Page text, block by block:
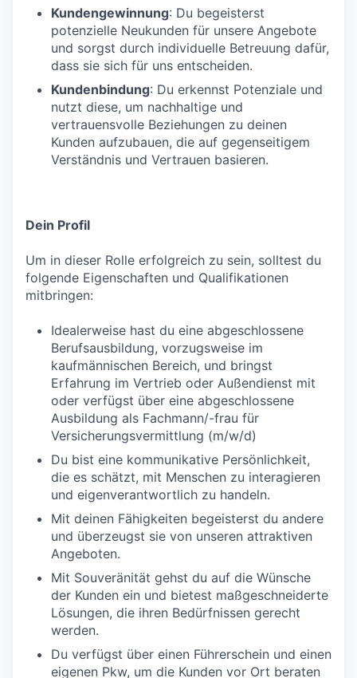
Kundengewinnung: Du begeisterst
potenzielle Neukunden für unsere Angebote
und sorgst durch individuelle Betreuung dafür,
dass sie sich für uns entscheiden.
Kundenbindung: Du erkennst Potenziale und
nutzt diese, um nachhaltige und
vertrauensvolle Beziehungen zu deinen
Kunden aufzubauen, die auf gegenseitigem
Verständnis und Vertrauen basieren.
Dein Profil
Um in dieser Rolle erfolgreich zu sein, solltest du
folgende Eigenschaften und Qualifikationen
mitbringen:
Idealerweise hast du eine abgeschlossene
Berufsausbildung, vorzugsweise im
kaufmännischen Bereich, und bringst
Erfahrung im Vertrieb oder Außendienst mit
oder verfügst über eine abgeschlossene
Ausbildung als Fachmann/-frau für
Versicherungsvermittlung (m/w/d)
Du bist eine kommunikative Persönlichkeit,
die es schätzt, mit Menschen zu interagieren
und eigenverantwortlich zu handeln.
Mit deinen Fähigkeiten begeisterst du andere
und überzeugst sie von unseren attraktiven
Angeboten.
Mit Souveränität gehst du auf die Wünsche
der Kunden ein und bietest maßgeschneiderte
Lösungen, die ihren Bedürfnissen gerecht
werden.
Du verfügst über einen Führerschein und einen
eigenen Pkw, um die Kunden vor Ort beraten